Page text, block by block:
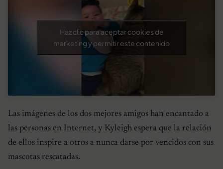
Haz clic para aceptar cookies de
marketing y permitir este contenido
Las imágenes de los dos mejores amigos han encantado a
las personas en Internet, y Kyleigh espera que la relación
de ellos inspire a otros a nunca darse por vencidos con sus
mascotas rescatadas.